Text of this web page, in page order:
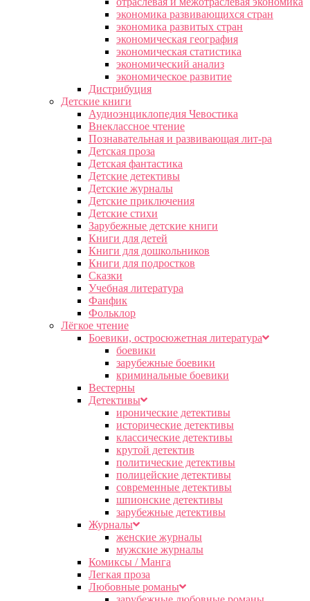
экономика развивающихся стран
экономика развитых стран
экономическая география
экономическая статистика
экономический анализ
экономическое развитие
Дистрибуция
Детские книги
Аудиоэнциклопедия Чевостика
Внеклассное чтение
Познавательная и развивающая лит-ра
Детская проза
Детская фантастика
Детские детективы
Детские журналы
Детские приключения
Детские стихи
Зарубежные детские книги
Книги для детей
Книги для дошкольников
Книги для подростков
Сказки
Учебная литература
Фанфик
Фольклор
Лёгкое чтение
Боевики, остросюжетная литература
боевики
зарубежные боевики
криминальные боевики
Вестерны
Детективы
иронические детективы
исторические детективы
классические детективы
крутой детектив
политические детективы
полицейские детективы
современные детективы
шпионские детективы
зарубежные детективы
Журналы
женские журналы
мужские журналы
Комиксы / Манга
Легкая проза
Любовные романы